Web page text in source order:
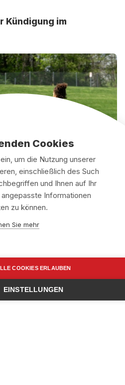
Kündigung im
die Kündigungsfrist
verpassen, verlängert
Kündigung frühzeitig
Cookies
um die Nutzung unserer
einschließlich des Such
und Ihnen auf Ihr
Informationen
zu können.
Sie mehr
COOKIES ERLAUBEN
EINSTELLUNGEN